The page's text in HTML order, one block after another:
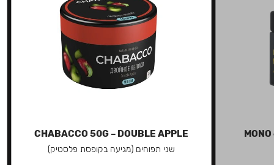
CHABACCO 50G – DOUBLE APPLE
שני תפוחים (מגיעה בקופסת פלסטיק)